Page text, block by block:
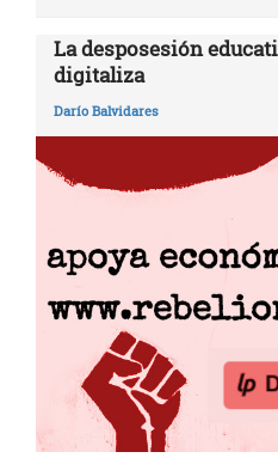
La desposesión
digitaliza
Darío Balvidares